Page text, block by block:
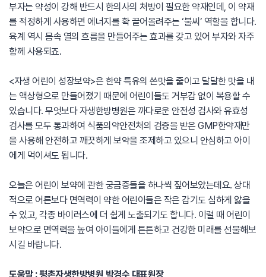
부자는 약성이 강해 반드시 한의사의 처방이 필요한 약재인데, 이 약재
를 적정하게 사용하면 에너지를 확 끌어올려주는 ‘불씨’ 역할을 합니다.
육계 역시 몸속 열의 흐름을 만들어주는 효과를 갖고 있어 부자와 자주
함께 사용되죠.
<자생 어린이 성장보약>은 한약 특유의 쓴맛을 줄이고 달달한 맛을 내
는 액상형으로 만들어졌기 때문에 어린이들도 거부감 없이 복용할 수
있습니다. 무엇보다 자생한방병원은 까다로운 안전성 검사와 유효성
검사를 모두 통과하여 식품의약안전처의 검증을 받은 GMP한약재만
을 사용해 안전하고 깨끗하게 보약을 조제하고 있으니 안심하고 아이
에게 먹이셔도 됩니다.
오늘은 어린이 보약에 관한 궁금증들을 하나씩 짚어보았는데요. 상대
적으로 어른보다 면역력이 약한 어린이들은 작은 감기도 심하게 앓을
수 있고, 각종 바이러스에 더 쉽게 노출되기도 합니다. 이럴 때 어린이
보약으로 면역력을 높여 아이들에게 튼튼하고 건강한 미래를 선물해보
시길 바랍니다.
도움말 : 평촌자생한방병원 박경수 대표원장